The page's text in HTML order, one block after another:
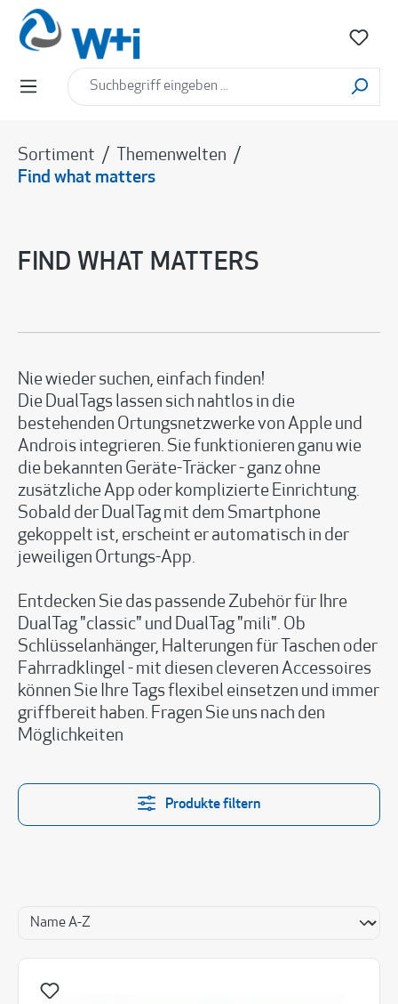
springen
Sortiment / Themenwelten /
Find what matters
FIND WHAT MATTERS
Nie wieder suchen, einfach finden!
Die DualTags lassen sich nahtlos in die
bestehenden Ortungsnetzwerke von Apple und
Androis integrieren. Sie funktionieren ganu wie
die bekannten Geräte-Träcker - ganz ohne
zusätzliche App oder komplizierte Einrichtung.
Sobald der DualTag mit dem Smartphone
gekoppelt ist, erscheint er automatisch in der
jeweiligen Ortungs-App.
Entdecken Sie das passende Zubehör für Ihre
DualTag "classic" und DualTag "mili". Ob
Schlüsselanhänger, Halterungen für Taschen oder
Fahrradklingel - mit diesen cleveren Accessoires
können Sie Ihre Tags flexibel einsetzen und immer
griffbereit haben. Fragen Sie uns nach den
Möglichkeiten
Produkte filtern